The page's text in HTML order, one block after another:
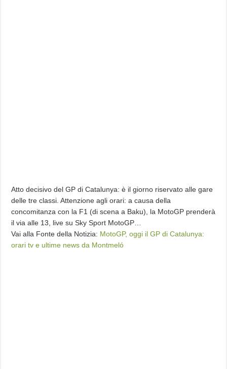
Atto decisivo del GP di Catalunya: è il giorno riservato alle gare
delle tre classi. Attenzione agli orari: a causa della
concomitanza con la F1 (di scena a Baku), la MotoGP prenderà
il via alle 13, live su Sky Sport MotoGP…
Vai alla Fonte della Notizia: MotoGP, oggi il GP di Catalunya:
orari tv e ultime news da Montmeló